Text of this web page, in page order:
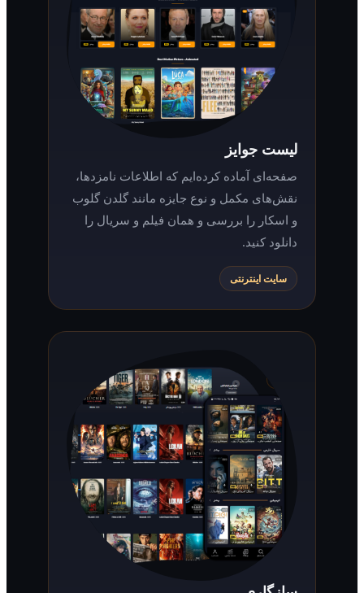
لیست جوایز
صفحه‌ای آماده کرده‌ایم که اطلاعات نامزدها،
نقش‌های مکمل و نوع جایزه مانند گلدن گلوب
و اسکار را بررسی و همان فیلم و سریال را
سایت اینترنتی